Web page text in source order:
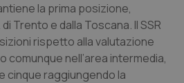
la prima posizione,
Trento e dalla Toscana. Il SSR
rispetto alla valutazione
comunque nell’area intermedia,
cinque raggiungendo la